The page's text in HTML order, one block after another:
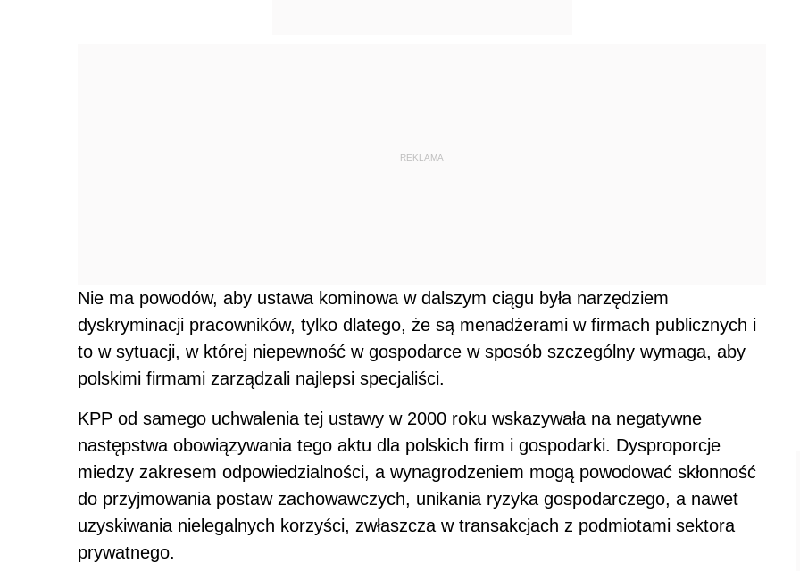
REKLAMA
Nie ma powodów, aby ustawa kominowa w dalszym ciągu była narzędziem
dyskryminacji pracowników, tylko dlatego, że są menadżerami w firmach publicznych i
to w sytuacji, w której niepewność w gospodarce w sposób szczególny wymaga, aby
polskimi firmami zarządzali najlepsi specjaliści.
KPP od samego uchwalenia tej ustawy w 2000 roku wskazywała na negatywne
następstwa obowiązywania tego aktu dla polskich firm i gospodarki. Dysproporcje
miedzy zakresem odpowiedzialności, a wynagrodzeniem mogą powodować skłonność
do przyjmowania postaw zachowawczych, unikania ryzyka gospodarczego, a nawet
uzyskiwania nielegalnych korzyści, zwłaszcza w transakcjach z podmiotami sektora
prywatnego.